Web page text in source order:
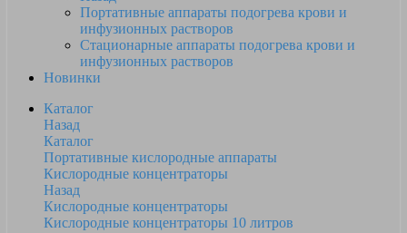
Портативные аппараты подогрева крови и
инфузионных растворов
Стационарные аппараты подогрева крови и
инфузионных растворов
Новинки
Каталог
Назад
Каталог
Портативные кислородные аппараты
Кислородные концентраторы
Назад
Кислородные концентраторы
Кислородные концентраторы 10 литров